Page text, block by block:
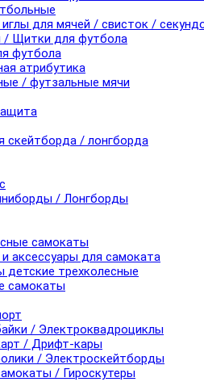
для мячей / свисток /
/ Щитки для футбола
футбола
атрибутика
/ футзальные мячи
скейтборда / лонгборда
/ Лонгборды
самокаты
аксессуары для самоката
детские трехколесные
самокаты
/ Электроквадроциклы
/ Дрифт-кары
/ Электроскейтборды
/ Гироскутеры